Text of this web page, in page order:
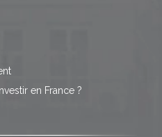
en France ?